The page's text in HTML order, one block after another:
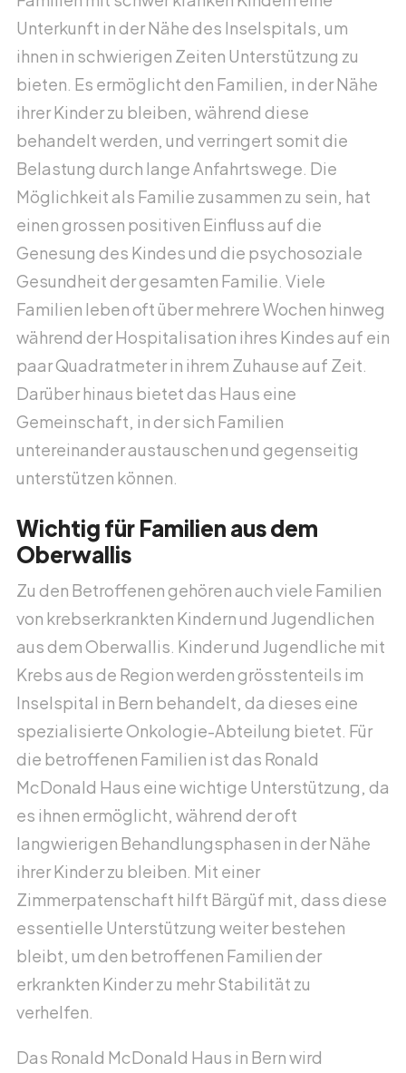
Hilft
Team von Bärgüf-hilft
Stimmen zu Bärgüf-hilft
Häufig gestellte Fragen
Projektantrag
Unterstützte Projekte
Wie wir unterstützen
Konto für Direktspende
Zurück zur Übersicht
Unterkunft in der Nähe des Inselspitals, um
ihnen in schwierigen Zeiten Unterstützung zu
bieten. Es ermöglicht den Familien, in der Nähe
ihrer Kinder zu bleiben, während diese
behandelt werden, und verringert somit die
Belastung durch lange Anfahrtswege. Die
Möglichkeit als Familie zusammen zu sein, hat
einen grossen positiven Einfluss auf die
Genesung des Kindes und die psychosoziale
Gesundheit der gesamten Familie. Viele
Familien leben oft über mehrere Wochen hinweg
während der Hospitalisation ihres Kindes auf ein
paar Quadratmeter in ihrem Zuhause auf Zeit.
Darüber hinaus bietet das Haus eine
Gemeinschaft, in der sich Familien
untereinander austauschen und gegenseitig
unterstützen können.
Wichtig für Familien aus dem
Oberwallis
Zu den Betroffenen gehören auch viele Familien
von krebserkrankten Kindern und Jugendlichen
aus dem Oberwallis. Kinder und Jugendliche mit
Krebs aus de Region werden grösstenteils im
Inselspital in Bern behandelt, da dieses eine
spezialisierte Onkologie-Abteilung bietet. Für
die betroffenen Familien ist das Ronald
McDonald Haus eine wichtige Unterstützung, da
es ihnen ermöglicht, während der oft
langwierigen Behandlungsphasen in der Nähe
ihrer Kinder zu bleiben. Mit einer
Zimmerpatenschaft hilft Bärgüf mit, dass diese
essentielle Unterstützung weiter bestehen
bleibt, um den betroffenen Familien der
erkrankten Kinder zu mehr Stabilität zu
verhelfen.
Das Ronald McDonald Haus in Bern wird